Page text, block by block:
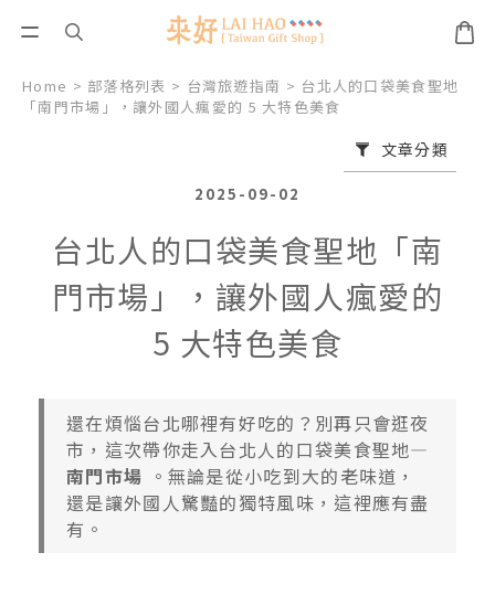
Home > 部落格列表 > 台灣旅遊指南 > 台北人的口袋美食聖地
「南門市場」，讓外國人瘋愛的 5 大特色美食
文章分類
2025-09-02
台北人的口袋美食聖地「南
門市場」，讓外國人瘋愛的
5 大特色美食
還在煩惱台北哪裡有好吃的？別再只會逛夜
市，這次帶你走入台北人的口袋美食聖地—
南門市場 。無論是從小吃到大的老味道，
還是讓外國人驚豔的獨特風味，這裡應有盡
有。